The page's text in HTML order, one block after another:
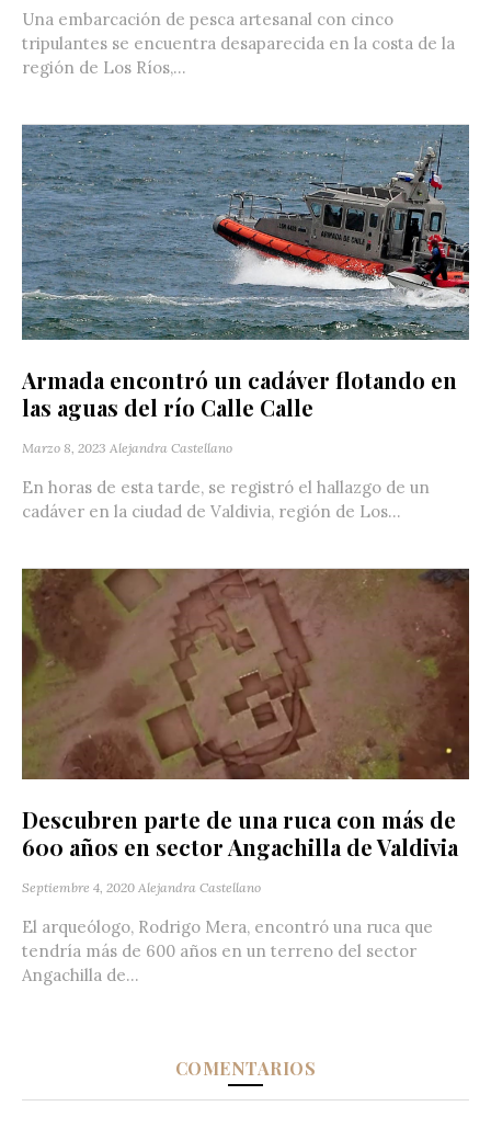
Una embarcación de pesca artesanal con cinco
tripulantes se encuentra desaparecida en la costa de la
región de Los Ríos,...
Armada encontró un cadáver flotando en
las aguas del río Calle Calle
Marzo 8, 2023 Alejandra Castellano
En horas de esta tarde, se registró el hallazgo de un
cadáver en la ciudad de Valdivia, región de Los...
Descubren parte de una ruca con más de
600 años en sector Angachilla de Valdivia
Septiembre 4, 2020 Alejandra Castellano
El arqueólogo, Rodrigo Mera, encontró una ruca que
tendría más de 600 años en un terreno del sector
Angachilla de...
COMENTARIOS